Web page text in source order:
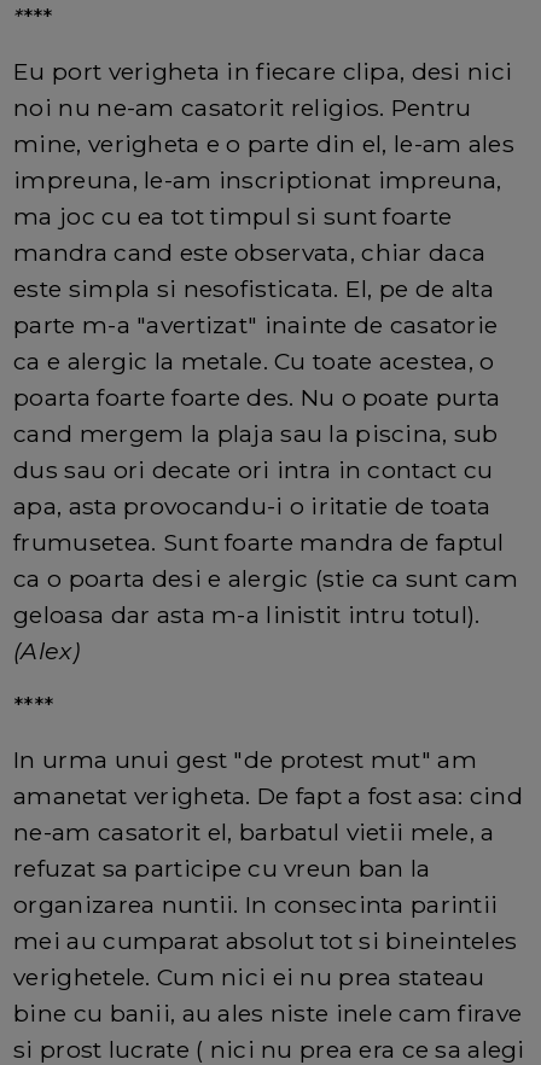
****
Eu port verigheta in fiecare clipa, desi nici
noi nu ne-am casatorit religios. Pentru
mine, verigheta e o parte din el, le-am ales
impreuna, le-am inscriptionat impreuna,
ma joc cu ea tot timpul si sunt foarte
mandra cand este observata, chiar daca
este simpla si nesofisticata. El, pe de alta
parte m-a "avertizat" inainte de casatorie
ca e alergic la metale. Cu toate acestea, o
poarta foarte foarte des. Nu o poate purta
cand mergem la plaja sau la piscina, sub
dus sau ori decate ori intra in contact cu
apa, asta provocandu-i o iritatie de toata
frumusetea. Sunt foarte mandra de faptul
ca o poarta desi e alergic (stie ca sunt cam
geloasa dar asta m-a linistit intru totul).
(Alex)
****
In urma unui gest "de protest mut" am
amanetat verigheta. De fapt a fost asa: cind
ne-am casatorit el, barbatul vietii mele, a
refuzat sa participe cu vreun ban la
organizarea nuntii. In consecinta parintii
mei au cumparat absolut tot si bineinteles
verighetele. Cum nici ei nu prea stateau
bine cu banii, au ales niste inele cam firave
si prost lucrate ( nici nu prea era ce sa alegi